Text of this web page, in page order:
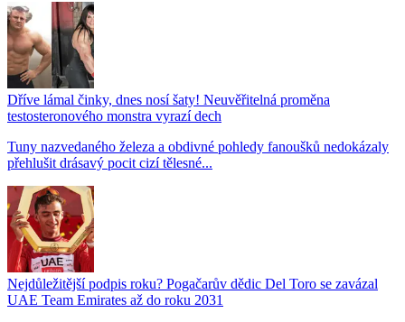
Dříve lámal činky, dnes nosí šaty! Neuvěřitelná proměna
testosteronového monstra vyrazí dech
Tuny nazvedaného železa a obdivné pohledy fanoušků nedokázaly
přehlušit drásavý pocit cizí tělesné...
Nejdůležitější podpis roku? Pogačarův dědic Del Toro se zavázal
UAE Team Emirates až do roku 2031